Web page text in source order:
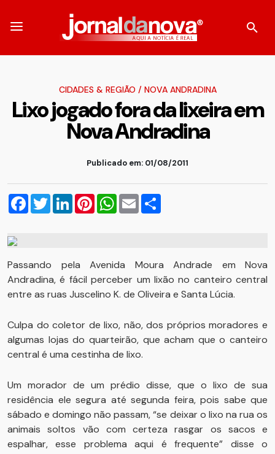
CIDADES & REGIÃO / NOVA ANDRADINA
Lixo jogado fora da lixeira em
Nova Andradina
Publicado em: 01/08/2011
Facebook
TwitterLinkedInPinterestWhatsApp
Email
Passando pela Avenida Moura Andrade em Nova
Andradina, é fácil perceber um lixão no canteiro central
entre as ruas Juscelino K. de Oliveira e Santa Lúcia.
Culpa do coletor de lixo, não, dos próprios moradores e
algumas lojas do quarteirão, que acham que o canteiro
central é uma cestinha de lixo.
Um morador de um prédio disse, que o lixo de sua
residência ele segura até segunda feira, pois sabe que
sábado e domingo não passam, “se deixar o lixo na rua os
animais soltos vão com certeza rasgar os sacos e
espalhar, esse problema aqui é frequente” disse o